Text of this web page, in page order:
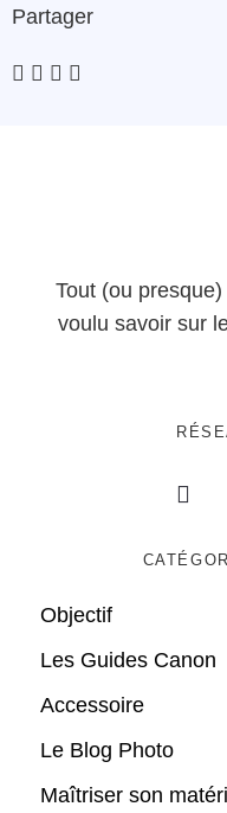
Partager
Tout (ou
voulu savoir sur
Objectif
Les Guides Canon
Accessoire
Le Blog Photo
Maîtriser son